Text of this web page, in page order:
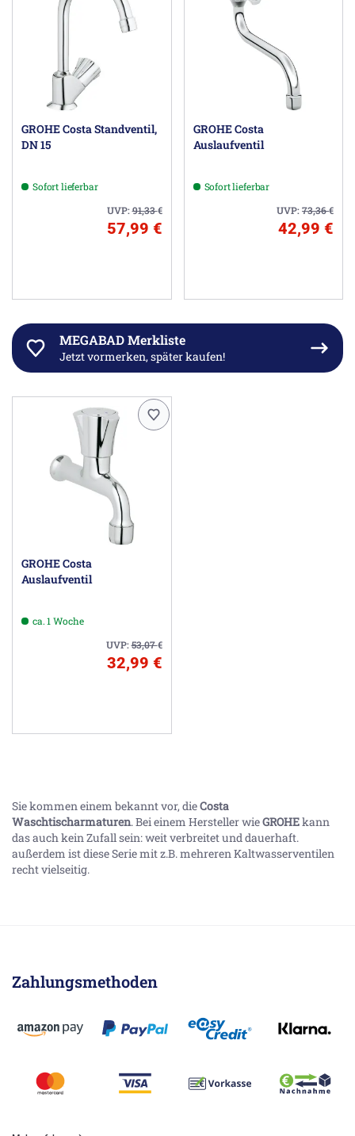
GROHE Costa Standventil,
DN 15
Sofort lieferbar
UVP:91,33€
57,99 €
GROHE Costa
Auslaufventil
Sofort lieferbar
UVP:73,36€
42,99 €
MEGABAD Merkliste
Jetzt vormerken, später kaufen!
GROHE Costa
Auslaufventil
ca. 1 Woche
UVP:53,07€
32,99 €
Sie kommen einem bekannt vor, dieCosta
Waschtischarmaturen. Bei einem Hersteller wieGROHEkann
das auch kein Zufall sein: weit verbreitet und dauerhaft.
außerdem ist diese Serie mit z.B. mehreren Kaltwasserventilen
recht vielseitig.
Zahlungsmethoden